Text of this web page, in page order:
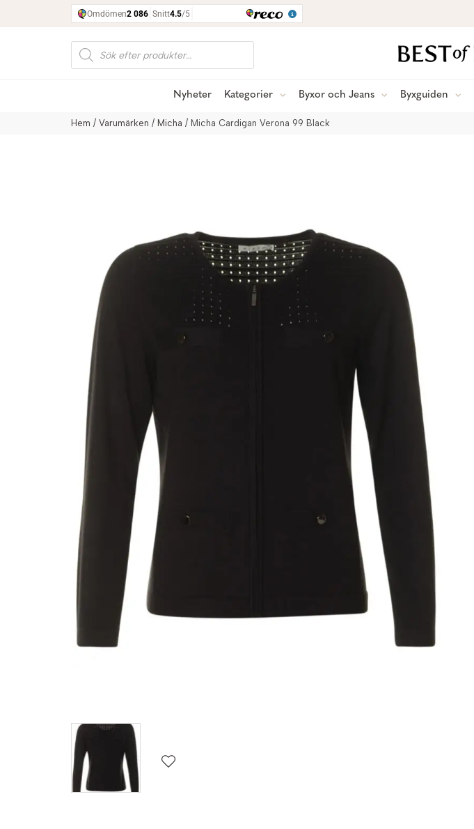
Produktsökning
Nyheter Kategorier Byxor och Jeans Byxguiden
Hem / Varumärken / Micha / Micha Cardigan Verona 99 Black